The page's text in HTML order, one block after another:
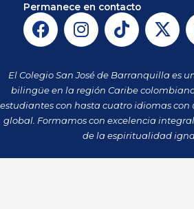
Permanece en contacto
F
a
e
b
o
o
I
n
t
a
g
r
a
m
T
i
t
o
k
X
-
w
i
t
t
e
r
El Colegio San José de Barranquilla es
bilingüe en la región Caribe
estudiantes con hasta cuatro idiomas
global. Formamos con excelencia
de la espiritualidad